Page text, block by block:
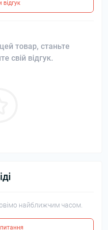
товар, станьте
свій відгук.
найближчим часом.